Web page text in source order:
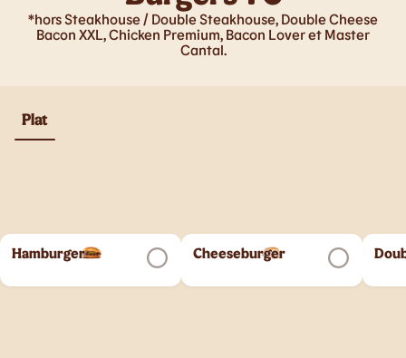
*hors Steakhouse / Double Steakhouse, Double Cheese
Bacon XXL, Chicken Premium, Bacon Lover et Master
Cantal.
Plat
Hamburger Cheeseburger